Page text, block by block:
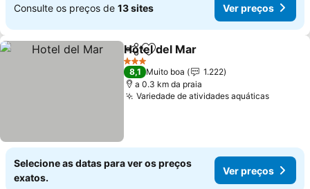
Consulte os preços de 13 sites Ver preços
PartilharAdicionar aos favoritos
Hotel del Mar
3 Estrelas
8,1 Muito boa
1.222
a 0.3 km da praia
Variedade de atividades aquáticas
Selecione as datas para ver os preços
exatos.
Ver preços